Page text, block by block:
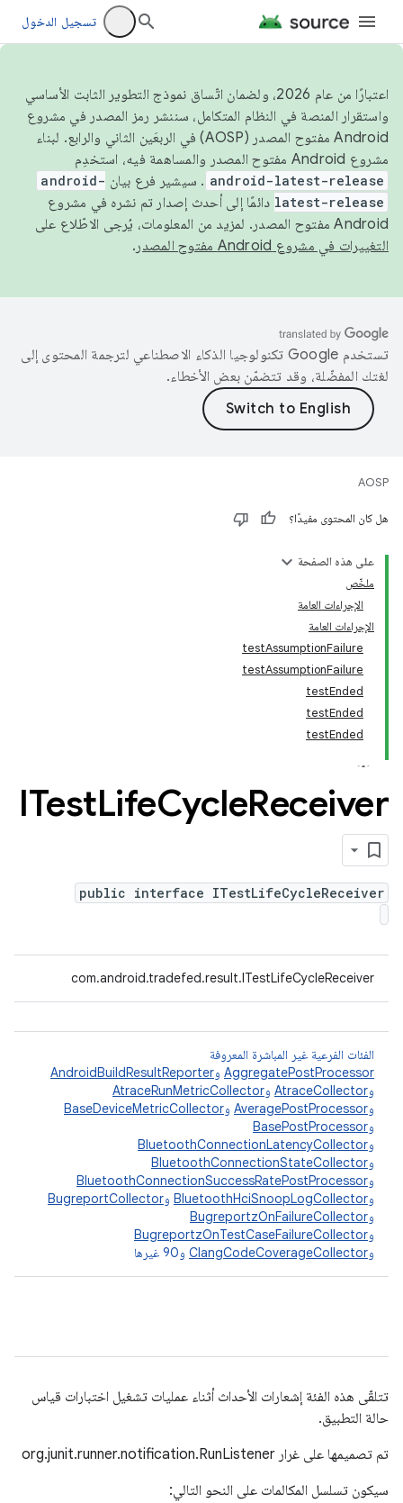
تسجيل الدخول
اعتبارًا من عام 2026، ولضمان اتّساق نموذج التطوير الثابت الأساسي
واستقرار المنصة في النظام المتكامل، سننشر رمز المصدر في مشروع
Android مفتوح المصدر (AOSP) في الربعَين الثاني والرابع. لبناء
مشروع Android مفتوح المصدر والمساهمة فيه، استخدِم
android-latest-release . سيشير فرع بيان android-
latest-release دائمًا إلى أحدث إصدار تم نشره في مشروع
Android مفتوح المصدر. لمزيد من المعلومات، يُرجى الاطّلاع على
التغييرات في مشروع Android مفتوح المصدر
.
تستخدم Google تكنولوجيا الذكاء الاصطناعي لترجمة المحتوى إلى
لغتك المفضّلة، وقد تتضمّن بعض الأخطاء.
AOSP
هل كان المحتوى مفيدًا؟
على هذه الصفحة
ملخّص
الإجراءات العامة
الإجراءات العامة
testAssumptionFailure
testAssumptionFailure
testEnded
testEnded
testEnded
ITestLifeCycleReceiver
public interface ITestLifeCycleReceiver
com.android.tradefed.result.ITestLifeCycleReceiver
الفئات الفرعية غير المباشرة المعروفة
AggregatePostProcessor وAndroidBuildResultReporter
وAtraceCollector وAtraceRunMetricCollector
وAveragePostProcessor وBaseDeviceMetricCollector
وBasePostProcessor
وBluetoothConnectionLatencyCollector
وBluetoothConnectionStateCollector
وBluetoothConnectionSuccessRatePostProcessor
وBluetoothHciSnoopLogCollector وBugreportCollector
وBugreportzOnFailureCollector
وBugreportzOnTestCaseFailureCollector
وClangCodeCoverageCollector و90 غيرها
تتلقّى هذه الفئة إشعارات الأحداث أثناء عمليات تشغيل اختبارات قياس
حالة التطبيق.
تم تصميمها على غرار org.junit.runner.notification.RunListener
سيكون تسلسل المكالمات على النحو التالي: